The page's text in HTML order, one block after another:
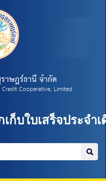
ษฎร์ธานี จำกัด
Cooperative, Limited
บใบเสร็จประจำเดื